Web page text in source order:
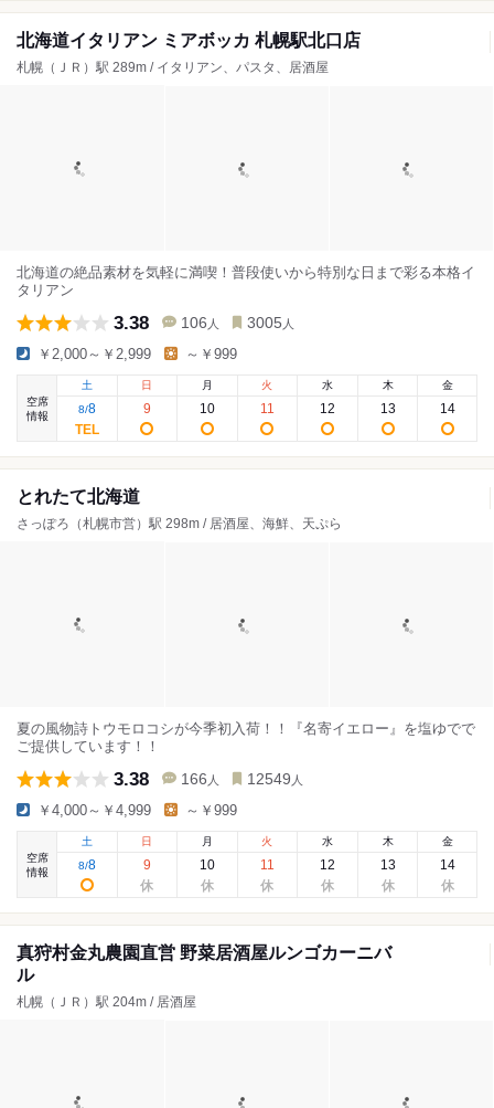
北海道イタリアン ミアボッカ 札幌駅北口店
札幌（ＪＲ）駅 289m / イタリアン、パスタ、居酒屋
北海道の絶品素材を気軽に満喫！普段使いから特別な日まで彩る本格イ
タリアン
3.38 106 人 3005 人
￥2,000～￥2,999 ～￥999
空席
情報
土
8/8
日
9
月
10
火
11
水
12
木
13
金
14
とれたて北海道
さっぽろ（札幌市営）駅 298m / 居酒屋、海鮮、天ぷら
夏の風物詩トウモロコシが今季初入荷！！『名寄イエロー』を塩ゆでで
ご提供しています！！
3.38 166 人 12549 人
￥4,000～￥4,999 ～￥999
空席
情報
土
8/8
日
9
月
10
火
11
水
12
木
13
金
14
真狩村金丸農園直営 野菜居酒屋ルンゴカーニバ
ル
札幌（ＪＲ）駅 204m / 居酒屋